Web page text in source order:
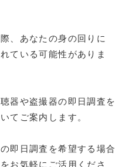
、あなたの身の回りに
ている可能性がありま
器や盗撮器の即日調査を
てご案内します。
即日調査を希望する場合
お気軽にご活用くださ